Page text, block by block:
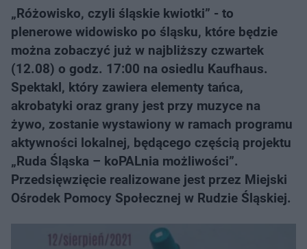
„Różowisko, czyli śląskie kwiotki” - to
plenerowe widowisko po śląsku, które będzie
można zobaczyć już w najbliższy czwartek
(12.08) o godz. 17:00 na osiedlu Kaufhaus.
Spektakl, który zawiera elementy tańca,
akrobatyki oraz grany jest przy muzyce na
żywo, zostanie wystawiony w ramach programu
aktywności lokalnej, będącego częścią projektu
„Ruda Śląska – koPALnia możliwości”.
Przedsięwzięcie realizowane jest przez Miejski
Ośrodek Pomocy Społecznej w Rudzie Śląskiej.